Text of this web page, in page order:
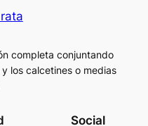
completa conjuntando
los calcetines o medias
Social